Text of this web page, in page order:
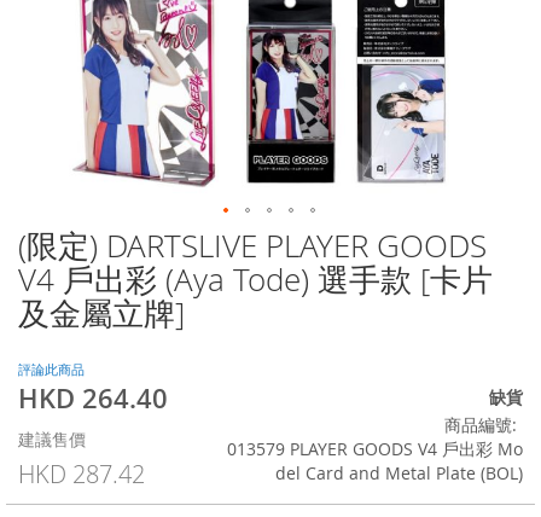
(限定) DARTSLIVE PLAYER GOODS
V4 戶出彩 (Aya Tode) 選手款 [卡片
及金屬立牌]
評論此商品
特
價
格
HKD 264.40
建議售價
HKD 287.42
缺貨
商品編號
013579 PLAYER GOODS V4 戶出彩 Mo
del Card and Metal Plate (BOL)
Skip
to
the
beginning
of
the
images
gallery